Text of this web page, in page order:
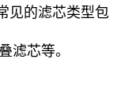
见的滤芯类型包
滤芯等。